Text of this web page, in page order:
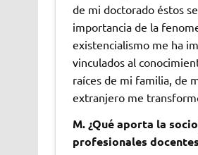
de mi doctorado éstos
importancia de la
existencialismo me ha
vinculados al
raíces de mi familia, de
extranjero me
M. ¿Qué aporta la
profesionales